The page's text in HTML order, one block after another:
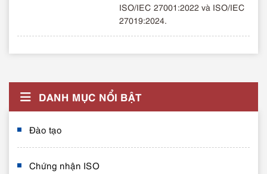
ISO/IEC 27001:2022 và ISO/IEC
27019:2024.
DANH MỤC NỔI BẬT
Đào tạo
Chứng nhận ISO